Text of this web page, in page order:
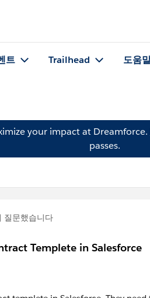
트 Trailhead 도움
your impact at Dreamforce.
passes.
질문했습니다
Templete in Salesforce